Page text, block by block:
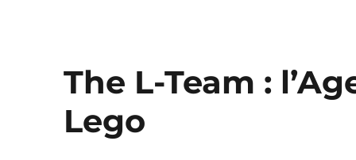
The L-Team :
Lego